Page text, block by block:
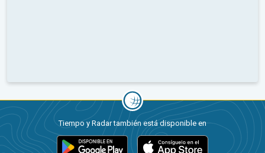
Tiempo y Radar también está disponible en